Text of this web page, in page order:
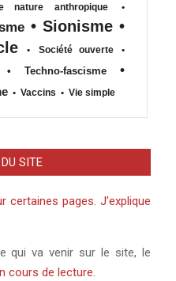
nature anthropique
•
• Sionisme •
• Société ouverte
•
• Techno-fascisme
•
• Vaccins • Vie simple
SITE
certaines pages. J’explique
qui va venir sur le site, le
cours de lecture.